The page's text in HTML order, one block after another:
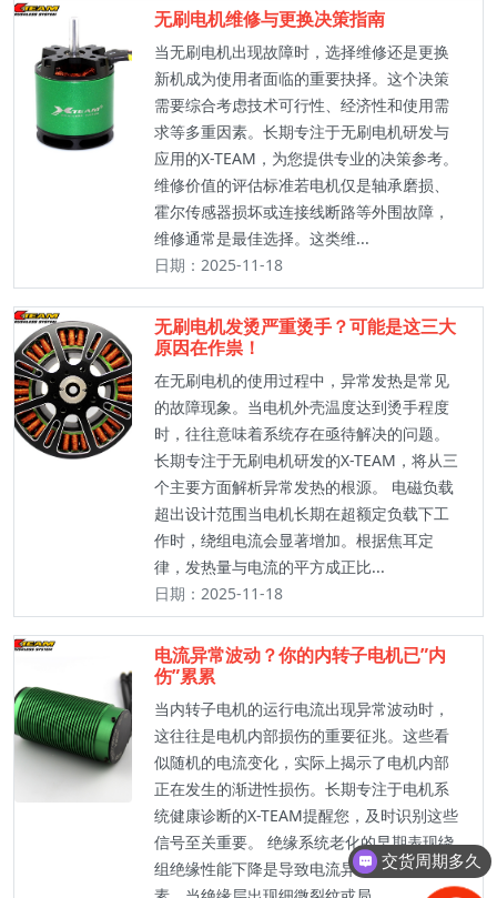
无刷电机维修与更换决策指南
当无刷电机出现故障时，选择维修还是更换
新机成为使用者面临的重要抉择。这个决策
需要综合考虑技术可行性、经济性和使用需
求等多重因素。长期专注于无刷电机研发与
应用的X-TEAM，为您提供专业的决策参考。
维修价值的评估标准若电机仅是轴承磨损、
霍尔传感器损坏或连接线断路等外围故障，
维修通常是最佳选择。这类维...
日期：2025-11-18
无刷电机发烫严重烫手？可能是这三大
原因在作祟！
在无刷电机的使用过程中，异常发热是常见
的故障现象。当电机外壳温度达到烫手程度
时，往往意味着系统存在亟待解决的问题。
长期专注于无刷电机研发的X-TEAM，将从三
个主要方面解析异常发热的根源。 电磁负载
超出设计范围当电机长期在超额定负载下工
作时，绕组电流会显著增加。根据焦耳定
律，发热量与电流的平方成正比...
日期：2025-11-18
电流异常波动？你的内转子电机已”内
伤”累累
当内转子电机的运行电流出现异常波动时，
这往往是电机内部损伤的重要征兆。这些看
似随机的电流变化，实际上揭示了电机内部
正在发生的渐进性损伤。长期专注于电机系
统健康诊断的X-TEAM提醒您，及时识别这些
信号至关重要。 绝缘系统老化的早期表现绕
组绝缘性能下降是导致电流异常的首要因
交货周期多久
怎么收费